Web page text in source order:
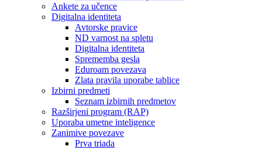
Ankete za učence
Digitalna identiteta
Avtorske pravice
ND varnost na spletu
Digitalna identiteta
Sprememba gesla
Eduroam povezava
Zlata pravila uporabe tablice
Izbirni predmeti
Seznam izbirnih predmetov
Razširjeni program (RAP)
Uporaba umetne inteligence
Zanimive povezave
Prva triada